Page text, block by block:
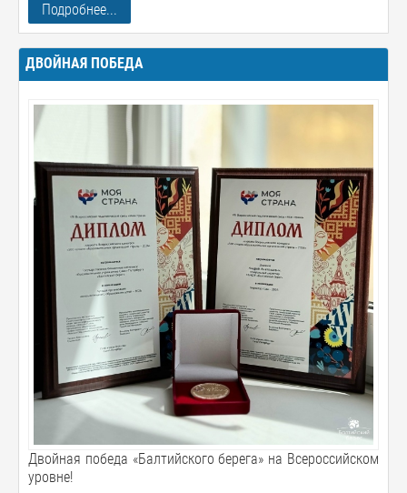
Подробнее...
ДВОЙНАЯ ПОБЕДА
Двойная победа «Балтийского берега» на Всероссийском
уровне!